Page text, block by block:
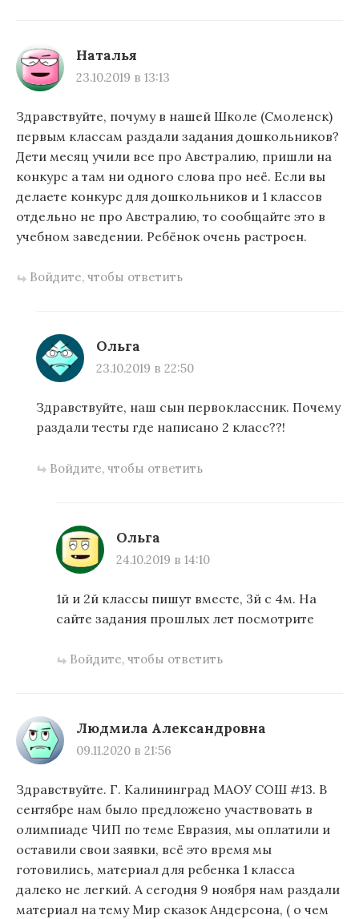
Наталья
23.10.2019 в 13:13
Здравствуйте, почуму в нашей Школе (Смоленск)
первым классам раздали задания дошкольников?
Дети месяц учили все про Австралию, пришли на
конкурс а там ни одного слова про неё. Если вы
делаете конкурс для дошкольников и 1 классов
отдельно не про Австралию, то сообщайте это в
учебном заведении. Ребёнок очень растроен.
Войдите, чтобы ответить
Ольга
23.10.2019 в 22:50
Здравствуйте, наш сын первоклассник. Почему
раздали тесты где написано 2 класс??!
Войдите, чтобы ответить
Ольга
24.10.2019 в 14:10
1й и 2й классы пишут вместе, 3й с 4м. На
сайте задания прошлых лет посмотрите
Войдите, чтобы ответить
Людмила Александровна
09.11.2020 в 21:56
Здравствуйте. Г. Калининград МАОУ СОШ #13. В
сентябре нам было предложено участвовать в
олимпиаде ЧИП по теме Евразия, мы оплатили и
оставили свои заявки, всё это время мы
готовились, материал для ребенка 1 класса
далеко не легкий. А сегодня 9 ноября нам раздали
материал на тему Мир сказок Андерсона, ( о чем